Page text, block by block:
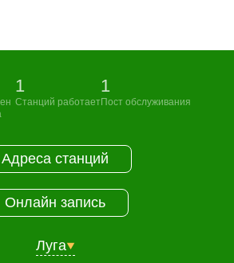
1
Станций работает
1
Пост обслуживания
Адреса станций
Онлайн запись
Луга